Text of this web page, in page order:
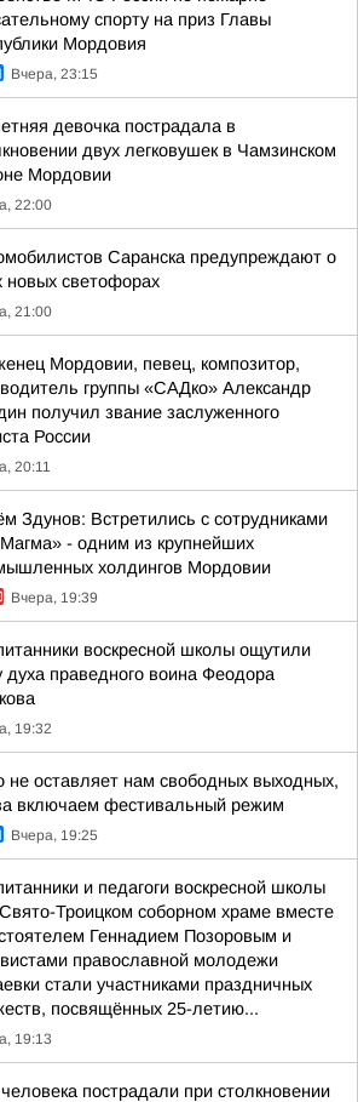
спорту на приз Главы
Мордовия
Вчера, 23:15
девочка пострадала в
двух легковушек в Чамзинском
Мордовии
22:00
Саранска предупреждают о
новых светофорах
21:00
Мордовии, певец, композитор,
группы «САДко» Александр
получил звание заслуженного
России
20:11
Здунов: Встретились с сотрудниками
- одним из крупнейших
холдингов Мордовии
Вчера, 19:39
воскресной школы ощутили
духа праведного воина Феодора
19:32
не оставляет нам свободных выходных,
включаем фестивальный режим
Вчера, 19:25
и педагоги воскресной школы
Троицком соборном храме вместе
Геннадием Позоровым и
православной молодежи
стали участниками праздничных
посвящённых 25-летию...
19:13
пострадали при столкновении